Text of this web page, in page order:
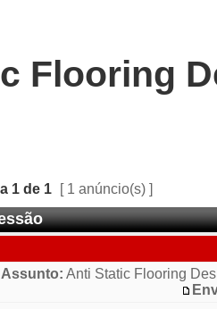
Flooring
1 de 1 [ 1 anúncio(s) ]
Assunto: Anti Static Flooring